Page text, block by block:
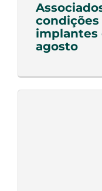
condições
implantes
agosto